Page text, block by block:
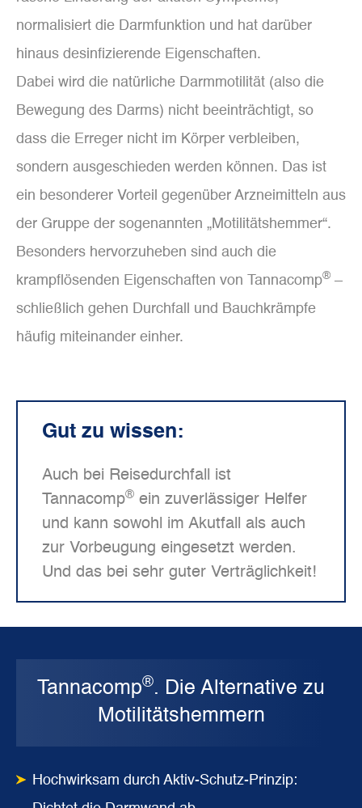
normalisiert die Darmfunktion und hat darüber
hinaus desinfizierende Eigenschaften.
Dabei wird die natürliche Darmmotilität (also die
Bewegung des Darms) nicht beeinträchtigt, so
dass die Erreger nicht im Körper verbleiben,
sondern ausgeschieden werden können. Das ist
ein besonderer Vorteil gegenüber Arzneimitteln aus
der Gruppe der sogenannten „Motilitätshemmer“.
Besonders hervorzuheben sind auch die
krampflösenden Eigenschaften von Tannacomp® –
schließlich gehen Durchfall und Bauchkrämpfe
häufig miteinander einher.
Gut zu wissen:
Auch bei Reisedurchfall ist
Tannacomp®ein zuverlässiger Helfer
und kann sowohl im Akutfall als auch
zur Vorbeugung eingesetzt werden.
Und das bei sehr guter Verträglichkeit!
Tannacomp®. Die Alternative zu
Motilitätshemmern
Hochwirksam durch Aktiv-Schutz-Prinzip: